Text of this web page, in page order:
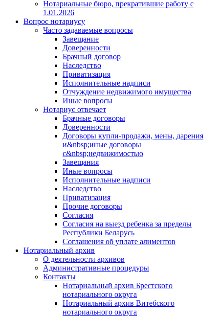
Нотариальные бюро, прекратившие работу с
1.01.2026
Вопрос нотариусу
Часто задаваемые вопросы
Завещание
Доверенности
Брачный договор
Наследство
Приватизация
Исполнительные надписи
Отчуждение недвижимого имущества
Иные вопросы
Нотариус отвечает
Брачные договоры
Доверенности
Договоры купли-продажи, мены, дарения
и&nbsp;иные договоры
с&nbsp;недвижимостью
Завещания
Иные вопросы
Исполнительные надписи
Наследство
Приватизация
Прочие договоры
Согласия
Согласия на выезд ребенка за пределы
Республики Беларусь
Соглашения об уплате алиментов
Нотариальный архив
О деятельности архивов
Административные процедуры
Контакты
Нотариальный архив Брестского
нотариального округа
Нотариальный архив Витебского
нотариального округа